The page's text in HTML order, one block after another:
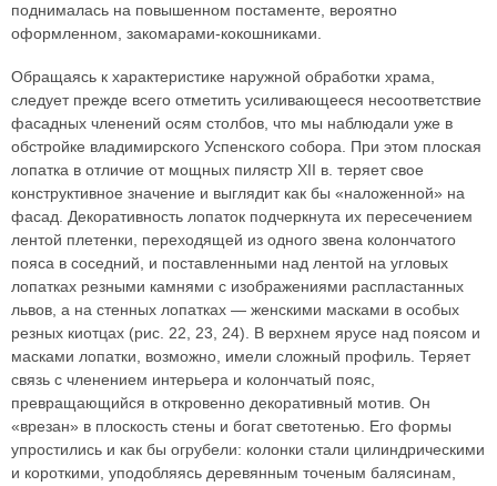
поднималась на повышенном постаменте, вероятно
оформленном, закомарами-кокошниками.
Обращаясь к характеристике наружной обработки храма,
следует прежде всего отметить усиливающееся несоответствие
фасадных членений осям столбов, что мы наблюдали уже в
обстройке владимирского Успенского собора. При этом плоская
лопатка в отличие от мощных пилястр XII в. теряет свое
конструктивное значение и выглядит как бы «наложенной» на
фасад. Декоративность лопаток подчеркнута их пересечением
лентой плетенки, переходящей из одного звена колончатого
пояса в соседний, и поставленными над лентой на угловых
лопатках резными камнями с изображениями распластанных
львов, а на стенных лопатках — женскими масками в особых
резных киотцах (рис. 22, 23, 24). В верхнем ярусе над поясом и
масками лопатки, возможно, имели сложный профиль. Теряет
связь с членением интерьера и колончатый пояс,
превращающийся в откровенно декоративный мотив. Он
«врезан» в плоскость стены и богат светотенью. Его формы
упростились и как бы огрубели: колонки стали цилиндрическими
и короткими, уподобляясь деревянным точеным балясинам,